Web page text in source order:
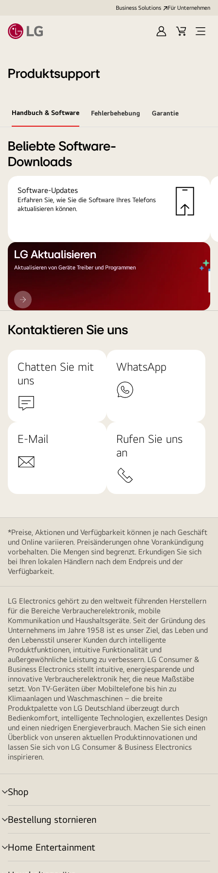
Business Solutions Für Unternehmen
Anmelden
Cart
Open
Produktsupport
Handbuch & Software Fehlerbehebung Garantie
Beliebte Software-
Downloads
Software-Updates
Erfahren Sie, wie Sie die Software Ihres Telefons
aktualisieren können.
LG Aktualisieren
Aktualisieren von Geräte Treiber und Programmen
LG
Aktualisieren
Kontaktieren Sie uns
Chatten Sie mit
uns
WhatsApp
E-Mail
Rufen Sie uns
an
*Preise, Aktionen und Verfügbarkeit können je nach Geschäft
und Online variieren. Preisänderungen ohne Vorankündigung
vorbehalten. Die Mengen sind begrenzt. Erkundigen Sie sich
bei Ihren lokalen Händlern nach dem Endpreis und der
Verfügbarkeit.
LG Electronics gehört zu den weltweit führenden Herstellern
für die Bereiche Verbraucherelektronik, mobile
Kommunikation und Haushaltsgeräte. Seit der Gründung des
Unternehmens im Jahre 1958 ist es unser Ziel, das Leben und
den Lebensstil unserer Kunden durch intelligente
Produktfunktionen, intuitive Funktionalität und
außergewöhnliche Leistung zu verbessern. LG Consumer &
Business Electronics stellt intuitive, energiesparende und
innovative Verbraucherelektronik her, die neue Maßstäbe
setzt. Von TV-Geräten über Mobiltelefone bis hin zu
Klimaanlagen und Waschmaschinen – die breite
Produktpalette von LG Deutschland überzeugt durch
Bedienkomfort, intelligente Technologien, exzellentes Design
und einen niedrigen Energieverbrauch. Machen Sie sich einen
Überblick von unseren aktuellen Produktinnovationen und
lassen Sie sich von LG Consumer & Business Electronics
inspirieren.
Shop
Menü
umschalten
Bestellung stornieren
Menü
umschalten
Home Entertainment
Menü
umschalten